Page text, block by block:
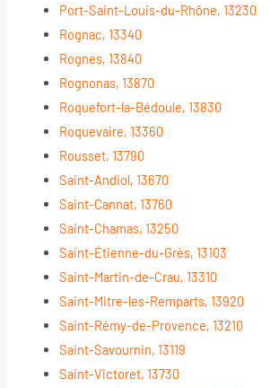
Port-Saint-Louis-du-Rhône, 13230
Rognac, 13340
Rognes, 13840
Rognonas, 13870
Roquefort-la-Bédoule, 13830
Roquevaire, 13360
Rousset, 13790
Saint-Andiol, 13670
Saint-Cannat, 13760
Saint-Chamas, 13250
Saint-Étienne-du-Grès, 13103
Saint-Martin-de-Crau, 13310
Saint-Mitre-les-Remparts, 13920
Saint-Rémy-de-Provence, 13210
Saint-Savournin, 13119
Saint-Victoret, 13730